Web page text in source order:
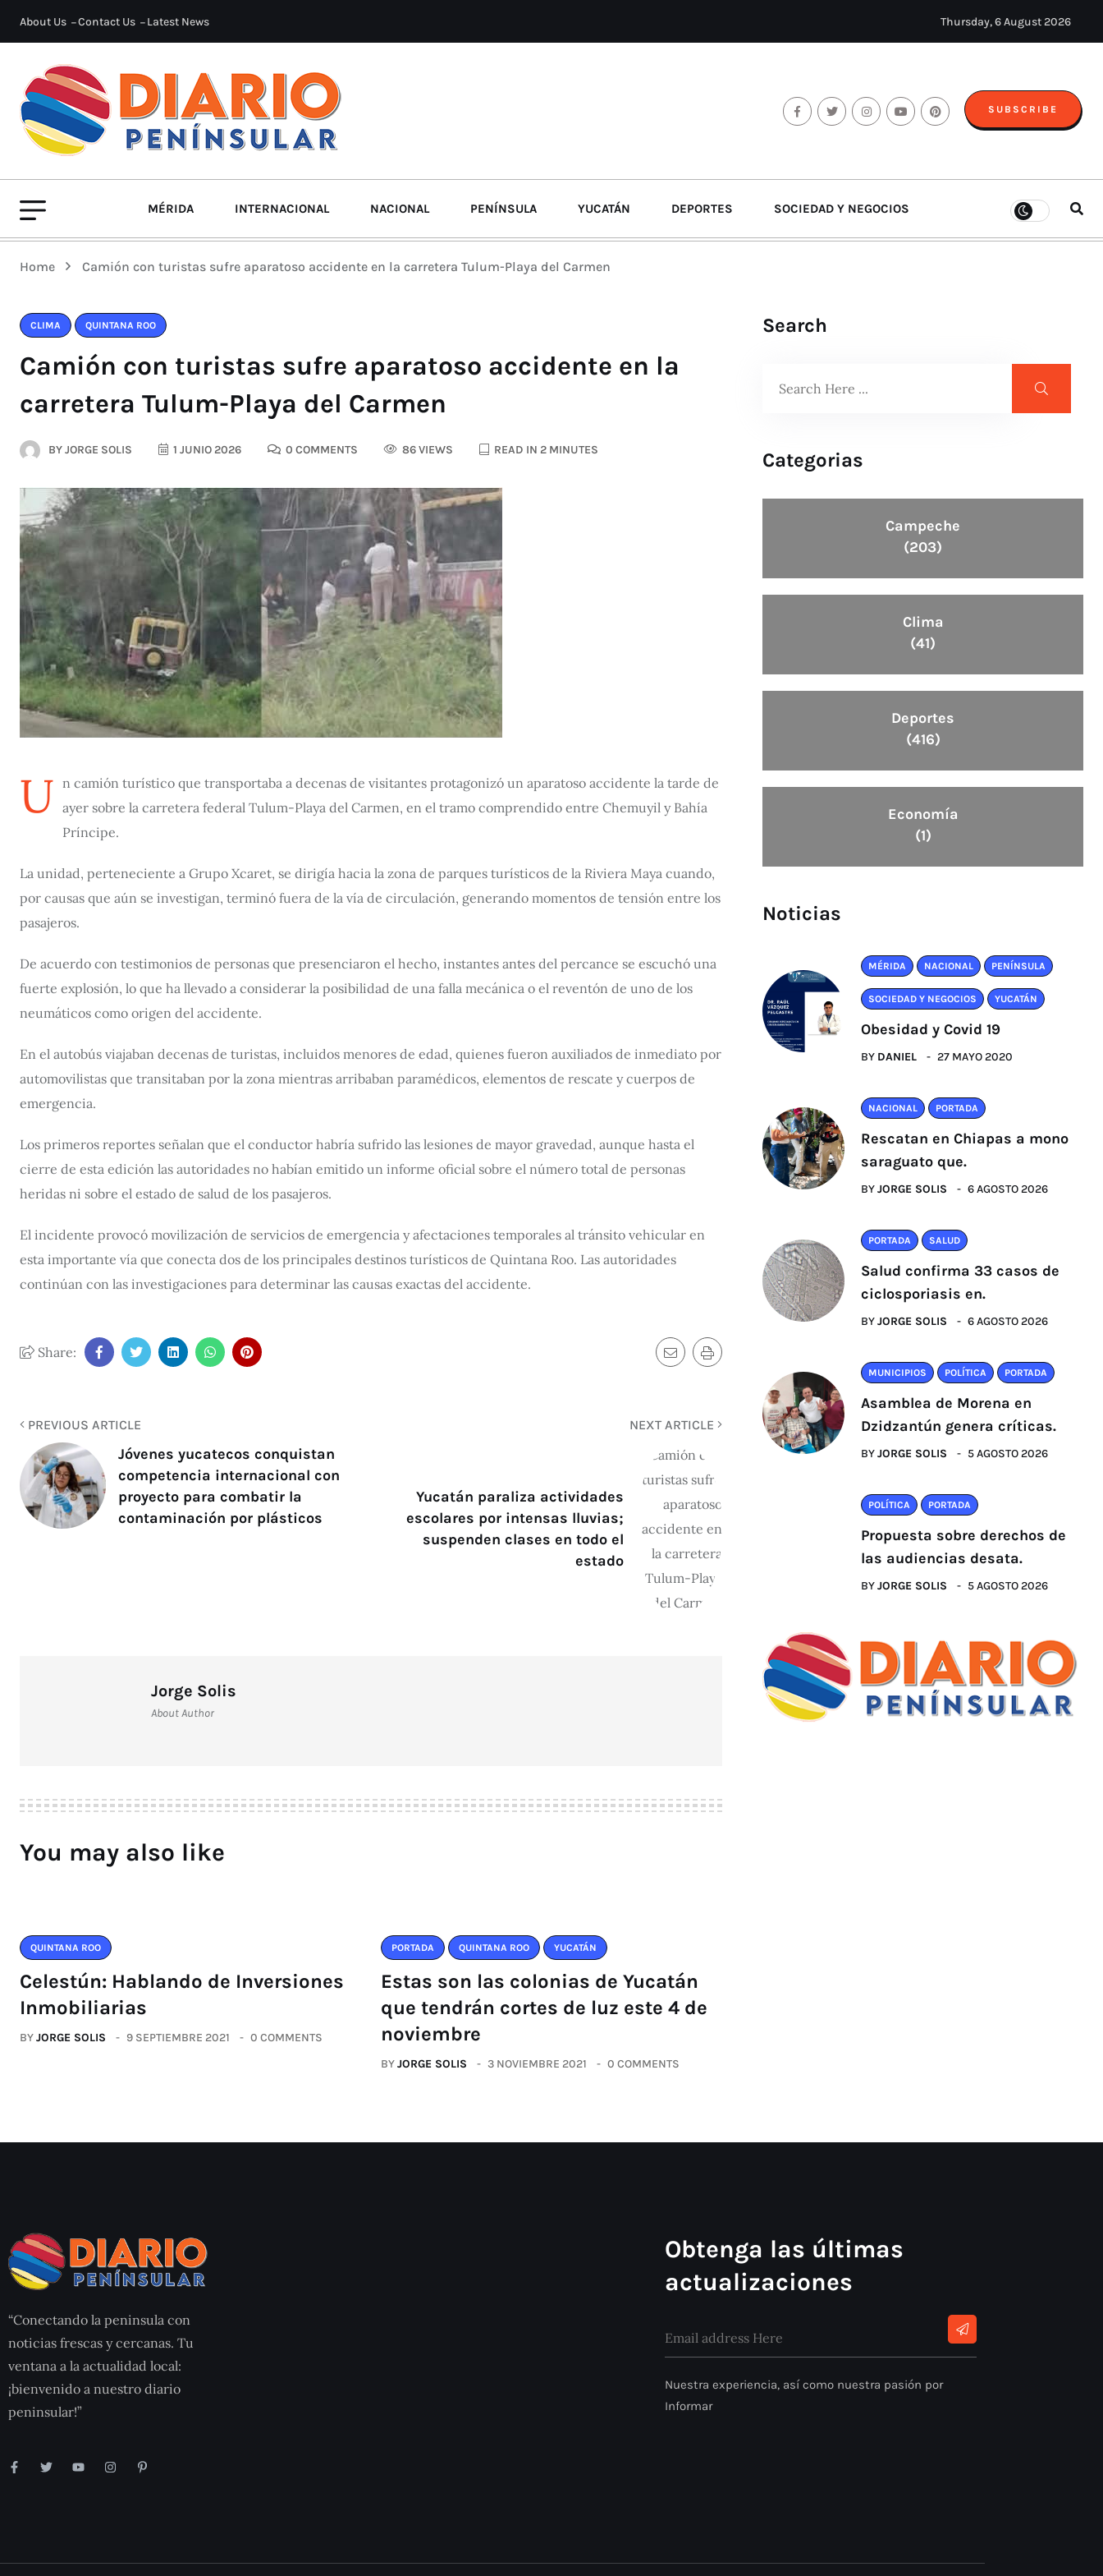
About Us Contact Us Latest News Thursday, 6 August 2026
SUBSCRIBE
MÉRIDA INTERNACIONAL NACIONAL PENÍNSULA YUCATÁN DEPORTES SOCIEDAD Y NEGOCIOS
Home Camión con turistas sufre aparatoso accidente en la carretera Tulum-Playa del Carmen
CLIMA QUINTANA ROO
Camión con turistas sufre aparatoso accidente en la
carretera Tulum-Playa del Carmen
BYJORGE SOLIS 1 JUNIO 2026 0 COMMENTS 86 VIEWS READ IN 2 MINUTES
U n camión turístico que transportaba a decenas de visitantes protagonizó un aparatoso accidente la tarde de
ayer sobre la carretera federal Tulum-Playa del Carmen, en el tramo comprendido entre Chemuyil y Bahía
Príncipe.
La unidad, perteneciente a Grupo Xcaret, se dirigía hacia la zona de parques turísticos de la Riviera Maya cuando,
por causas que aún se investigan, terminó fuera de la vía de circulación, generando momentos de tensión entre los
pasajeros.
De acuerdo con testimonios de personas que presenciaron el hecho, instantes antes del percance se escuchó una
fuerte explosión, lo que ha llevado a considerar la posibilidad de una falla mecánica o el reventón de uno de los
neumáticos como origen del accidente.
En el autobús viajaban decenas de turistas, incluidos menores de edad, quienes fueron auxiliados de inmediato por
automovilistas que transitaban por la zona mientras arribaban paramédicos, elementos de rescate y cuerpos de
emergencia.
Los primeros reportes señalan que el conductor habría sufrido las lesiones de mayor gravedad, aunque hasta el
cierre de esta edición las autoridades no habían emitido un informe oficial sobre el número total de personas
heridas ni sobre el estado de salud de los pasajeros.
El incidente provocó movilización de servicios de emergencia y afectaciones temporales al tránsito vehicular en
esta importante vía que conecta dos de los principales destinos turísticos de Quintana Roo. Las autoridades
continúan con las investigaciones para determinar las causas exactas del accidente.
Share:
PREVIOUS ARTICLE
Jóvenes yucatecos conquistan
competencia internacional con
proyecto para combatir la
contaminación por plásticos
NEXT ARTICLE
Yucatán paraliza actividades
escolares por intensas lluvias;
suspenden clases en todo el
estado
Jorge Solis
About Author
You may also like
QUINTANA ROO
Celestún: Hablando de Inversiones
Inmobiliarias
BYJORGE SOLIS 9 SEPTIEMBRE 2021 0 COMMENTS
PORTADA QUINTANA ROO YUCATÁN
Estas son las colonias de Yucatán
que tendrán cortes de luz este 4 de
noviembre
BYJORGE SOLIS 3 NOVIEMBRE 2021 0 COMMENTS
Search
Categorias
Campeche
(203)
Clima
(41)
Deportes
(416)
Economía
(1)
Noticias
MÉRIDA NACIONAL PENÍNSULA
SOCIEDAD Y NEGOCIOS YUCATÁN
Obesidad y Covid 19
BY DANIEL 27 MAYO 2020
NACIONAL PORTADA
Rescatan en Chiapas a mono
saraguato que.
BYJORGE SOLIS 6 AGOSTO 2026
PORTADA SALUD
Salud confirma 33 casos de
ciclosporiasis en.
BYJORGE SOLIS 6 AGOSTO 2026
MUNICIPIOS POLÍTICA PORTADA
Asamblea de Morena en
Dzidzantún genera críticas.
BYJORGE SOLIS 5 AGOSTO 2026
POLÍTICA PORTADA
Propuesta sobre derechos de
las audiencias desata.
BYJORGE SOLIS 5 AGOSTO 2026
“Conectando la peninsula con
noticias frescas y cercanas. Tu
ventana a la actualidad local:
¡bienvenido a nuestro diario
peninsular!”
Obtenga las últimas
actualizaciones
Nuestra experiencia, así como nuestra pasión por
Informar